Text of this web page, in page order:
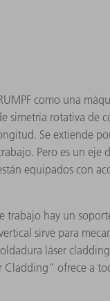
como una
simetría rotativa de
Se extiende
Pero es un eje
equipados con
trabajo hay un
sirve para
láser
Cladding" ofrece a